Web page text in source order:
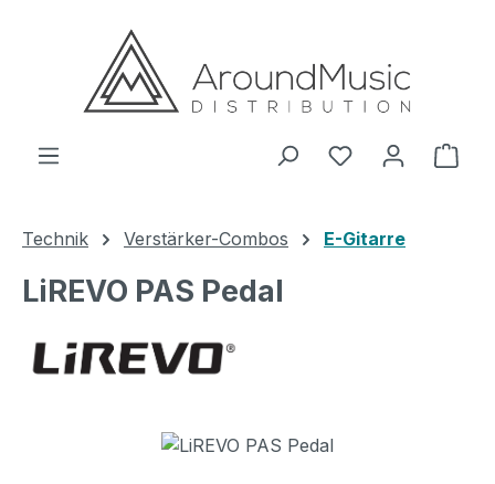
Zum Hauptinhalt springen
Technik Verstärker-Combos E-Gitarre
LiREVO PAS Pedal
Bildergalerie überspringen